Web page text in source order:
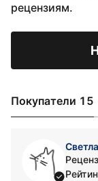
рецензиям.
Покупатели 15